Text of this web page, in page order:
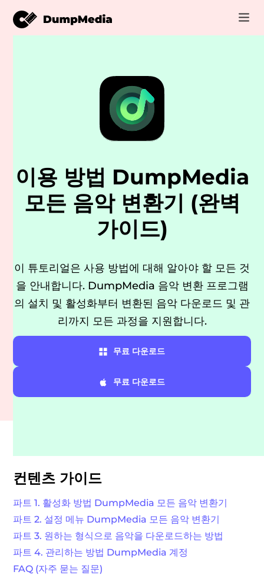
아마존 뮤직으로 MP3
어떻게
고객 지원
로그인
회원가입
이용 방법 DumpMedia
모든 음악 변환기 (완벽
가이드)
이 튜토리얼은 사용 방법에 대해 알아야 할 모든 것
을 안내합니다. DumpMedia 음악 변환 프로그램
의 설치 및 활성화부터 변환된 음악 다운로드 및 관
리까지 모든 과정을 지원합니다.
무료 다운로드
무료 다운로드
컨텐츠 가이드
파트 1. 활성화 방법 DumpMedia 모든 음악 변환기
파트 2. 설정 메뉴 DumpMedia 모든 음악 변환기
파트 3. 원하는 형식으로 음악을 다운로드하는 방법
파트 4. 관리하는 방법 DumpMedia 계정
FAQ (자주 묻는 질문)